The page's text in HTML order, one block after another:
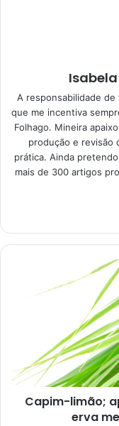
Suas receitas com
branco clássico:
Como
Para fazer o molho é
uma textura não tão
antiaderente.
A responsabilidade
que me incentiva
Folhago. Mineira
produção e revisão
prática. Ainda
mais de 300 artigos
Capim-limão;
erva